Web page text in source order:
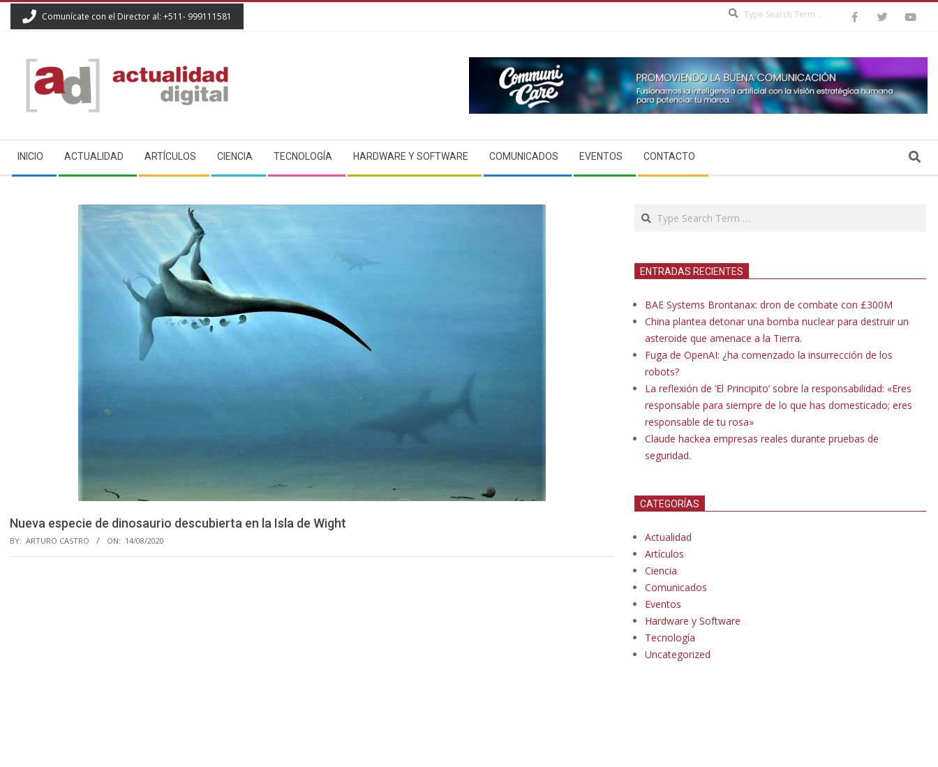
Comunícate con el Director al: +511- 999111581
ACTUALIDAD
DIGITAL
Navigation
Menu
INICIO ACTUALIDAD ARTÍCULOS CIENCIA TECNOLOGÍA HARDWARE Y SOFTWARE COMUNICADOS EVENTOS CONTACTO Search
Nueva especie de dinosaurio descubierta en la Isla de Wight
BY: ARTURO CASTRO ON: 14/08/2020
Search
ENTRADAS RECIENTES
BAE Systems Brontanax: dron de combate con £300M
China plantea detonar una bomba nuclear para destruir un
asteroide que amenace a la Tierra.
Fuga de OpenAI: ¿ha comenzado la insurrección de los
robots?
La reflexión de ‘El Principito’ sobre la responsabilidad: «Eres
responsable para siempre de lo que has domesticado; eres
responsable de tu rosa»
Claude hackea empresas reales durante pruebas de
seguridad.
CATEGORÍAS
Actualidad
Artículos
Ciencia
Comunicados
Eventos
Hardware y Software
Tecnología
Uncategorized